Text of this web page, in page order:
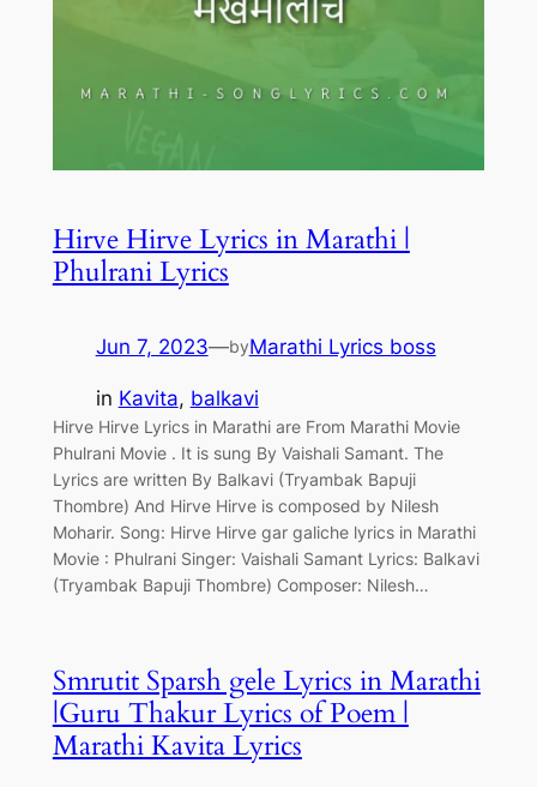
Hirve Hirve Lyrics in Marathi |
Phulrani Lyrics
Jun 7, 2023—byMarathi Lyrics boss
in Kavita, balkavi
Hirve Hirve Lyrics in Marathi are From Marathi Movie
Phulrani Movie . It is sung By Vaishali Samant. The
Lyrics are written By Balkavi (Tryambak Bapuji
Thombre) And Hirve Hirve is composed by Nilesh
Moharir. Song: Hirve Hirve gar galiche lyrics in Marathi
Movie : Phulrani Singer: Vaishali Samant Lyrics: Balkavi
(Tryambak Bapuji Thombre) Composer: Nilesh…
Smrutit Sparsh gele Lyrics in Marathi
|Guru Thakur Lyrics of Poem |
Marathi Kavita Lyrics